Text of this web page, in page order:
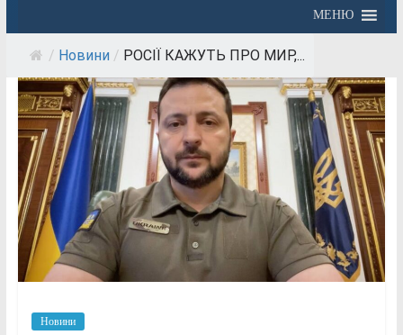
МЕНЮ
/ Новини / РОСІЇ КАЖУТЬ ПРО МИР,...
Новини